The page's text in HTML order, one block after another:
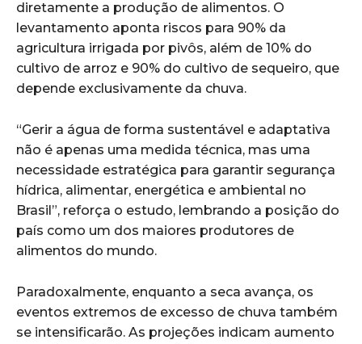
diretamente a produção de alimentos. O
levantamento aponta riscos para 90% da
agricultura irrigada por pivôs, além de 10% do
cultivo de arroz e 90% do cultivo de sequeiro, que
depende exclusivamente da chuva.
“Gerir a água de forma sustentável e adaptativa
não é apenas uma medida técnica, mas uma
necessidade estratégica para garantir segurança
hídrica, alimentar, energética e ambiental no
Brasil”, reforça o estudo, lembrando a posição do
país como um dos maiores produtores de
alimentos do mundo.
Paradoxalmente, enquanto a seca avança, os
eventos extremos de excesso de chuva também
se intensificarão. As projeções indicam aumento